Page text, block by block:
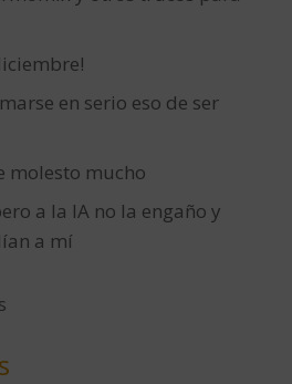
en serio eso de ser
molesto mucho
a la IA no la engaño y
a mí